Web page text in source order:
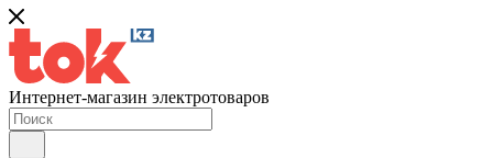
Интернет-магазин электротоваров